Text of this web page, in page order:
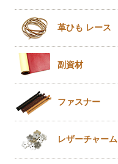
革ひも レース
副資材
ファスナー
レザーチャーム